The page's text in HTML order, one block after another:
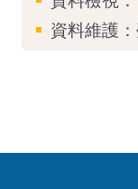
資料維護